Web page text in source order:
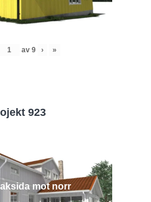
av 9 › »
923
mot norr